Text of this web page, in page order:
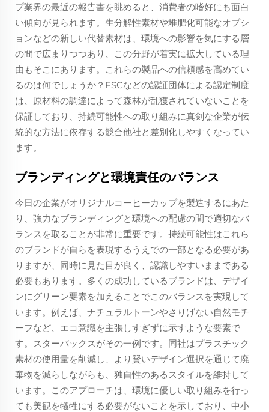
プ業界の最近の報告書を眺めると、消費者の嗜好にも面白
い傾向が見られます。生分解性素材や堆肥化可能なオプシ
ョンなどの新しい代替素材は、環境への影響を気にする層
の間で広まりつつあり、この分野が着実に拡大している理
由もそこにあります。これらの製品への信頼感を高めてい
るのは何でしょうか？FSCなどの認証団体による認定制度
は、原材料の調達によって森林が乱獲されていないことを
保証しており、持続可能性への取り組みに真剣な企業が伝
統的な方法に依存する競合他社と差別化しやすくなってい
ます。
ブランディングと環境責任のバランス
今日の企業がオリジナルコーヒーカップを製造するにあた
り、強力なブランディングと環境への配慮の間で適切なバ
ランスを取ることが非常に重要です。持続可能性はこれら
のブランドが自らを表現するうえでの一部となる必要があ
りますが、同時に見た目が良く、認識しやすいままである
必要もあります。多くの成功しているブランドは、デザイ
ンにグリーン要素を加えることでこのバランスを実現して
います。例えば、ナチュラルトーンやさりげない自然モチ
ーフなど、エコ意識を主張しすぎずに示すような要素で
す。スターバックスがその一例です。同社はプラスチック
素材の使用量を削減し、より賢いデザイン選択を通じて廃
棄物を減らしながらも、独自性のあるスタイルを維持して
います。このアプローチは、環境に優しい取り組みを行っ
ても美観を犠牲にする必要がないことを示しており、中小